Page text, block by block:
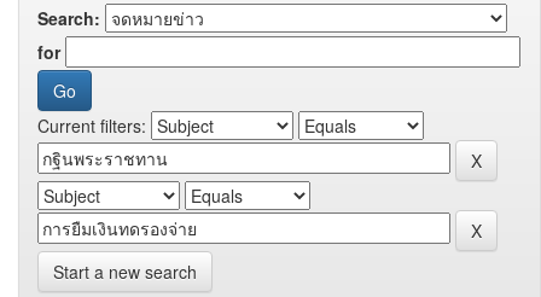
Search:
for
Current filters:
Start a new search